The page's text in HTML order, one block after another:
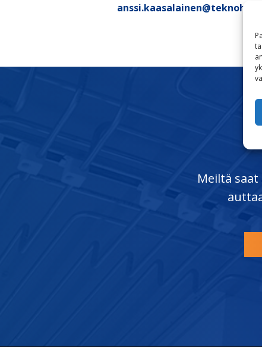
Meiltä